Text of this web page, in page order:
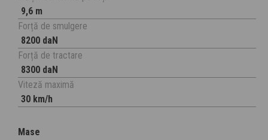
9,6 m
Forță de smulgere
8200 daN
Forță de tractare
8300 daN
Viteză maximă
30 km/h
Mase